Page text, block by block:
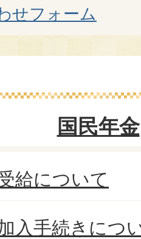
せフォーム
国民年金
給について
入手続きにつ